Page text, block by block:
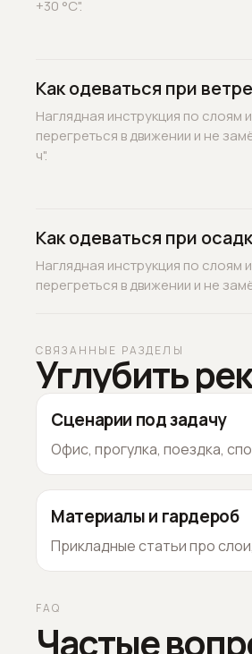
+30 °C".
Как одеваться при
Наглядная инструкция по слоям
перегреться в движении и не
ч".
Как одеваться при
Наглядная инструкция по слоям
перегреться в движении и не
СВЯЗАННЫЕ РАЗДЕЛЫ
Углубить
Сценарии под задачу
Офис, прогулка, поездка,
Материалы и гардероб
Прикладные статьи про
FAQ
Частые